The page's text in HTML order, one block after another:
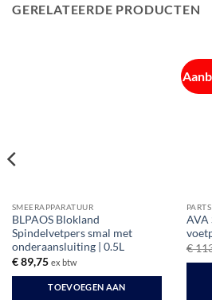
GERELATEERDE PRODUCTEN
SMEERAPPARATUUR
BLPAOS Blokland
Spindelvetpers smal met
onderaansluiting | 0.5L
€89,75 ex btw
TOEVOEGEN AAN
PARTS
AVA
€